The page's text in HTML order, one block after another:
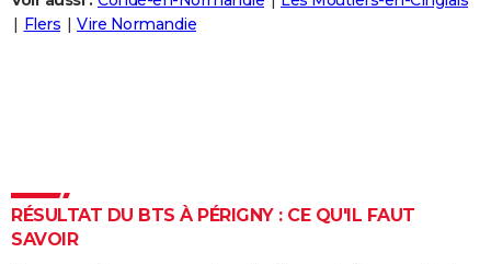
Destinations
City break
Voyage nature
Voyage de noces
Forum
Climat
PHOTO
Carte de Noël
Carte Bonne année
Carte Saint-Valentin
Carte Pâques
Carte d'anniversaire
DICTIONNAIRE
Dictionnaire
Biographies
Citations
Expressions
Proverbes
PROGRAMME TV
Flers
Vire Normandie
RÉSULTAT DU BTS À PÉRIGNY : CE QU'IL FAUT
SAVOIR